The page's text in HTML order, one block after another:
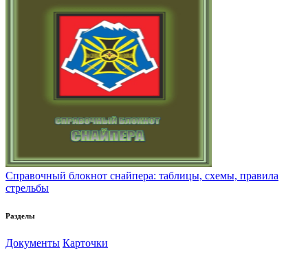
Справочный блокнот снайпера: таблицы, схемы, правила
стрельбы
Разделы
Документы Карточки